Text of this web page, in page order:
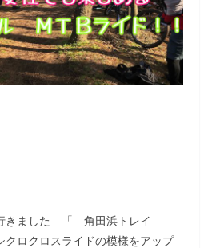
きました 「 角田浜トレイ
ロクロスライドの模様をアップ